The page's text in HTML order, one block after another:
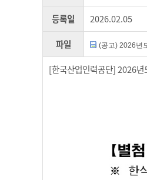
등록일
2026.02.05
파일
(공고) 2026년
[한국산업인력공단] 2026년